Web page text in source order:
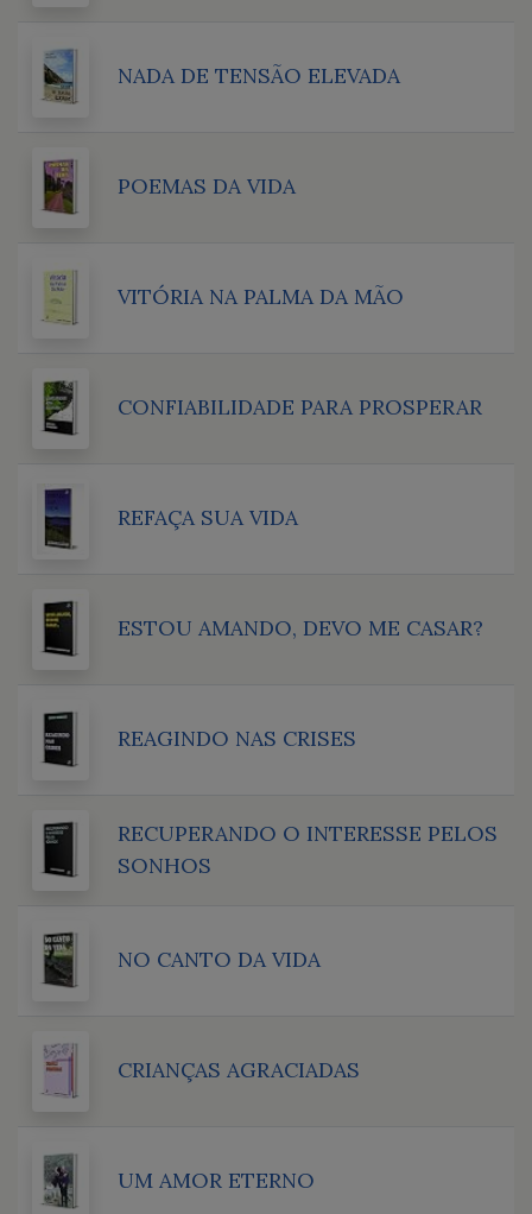
NADA DE TENSÃO ELEVADA
POEMAS DA VIDA
VITÓRIA NA PALMA DA MÃO
CONFIABILIDADE PARA PROSPERAR
REFAÇA SUA VIDA
ESTOU AMANDO, DEVO ME CASAR?
REAGINDO NAS CRISES
RECUPERANDO O INTERESSE PELOS
SONHOS
NO CANTO DA VIDA
CRIANÇAS AGRACIADAS
UM AMOR ETERNO